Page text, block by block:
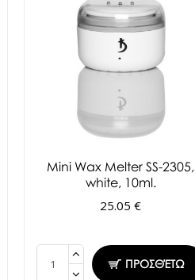
Mini Wax Melter SS-2305,
white, 10ml.
25.05 €
ΠΡΟΣΘΈΤΩ